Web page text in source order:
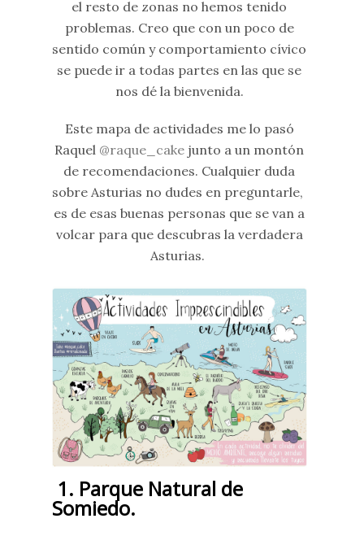
el resto de zonas no hemos tenido
problemas. Creo que con un poco de
sentido común y comportamiento cívico
se puede ir a todas partes en las que se
nos dé la bienvenida.
Este mapa de actividades me lo pasó
Raquel @raque_cake junto a un montón
de recomendaciones. Cualquier duda
sobre Asturias no dudes en preguntarle,
es de esas buenas personas que se van a
volcar para que descubras la verdadera
Asturias.
1. Parque Natural de
Somiedo.